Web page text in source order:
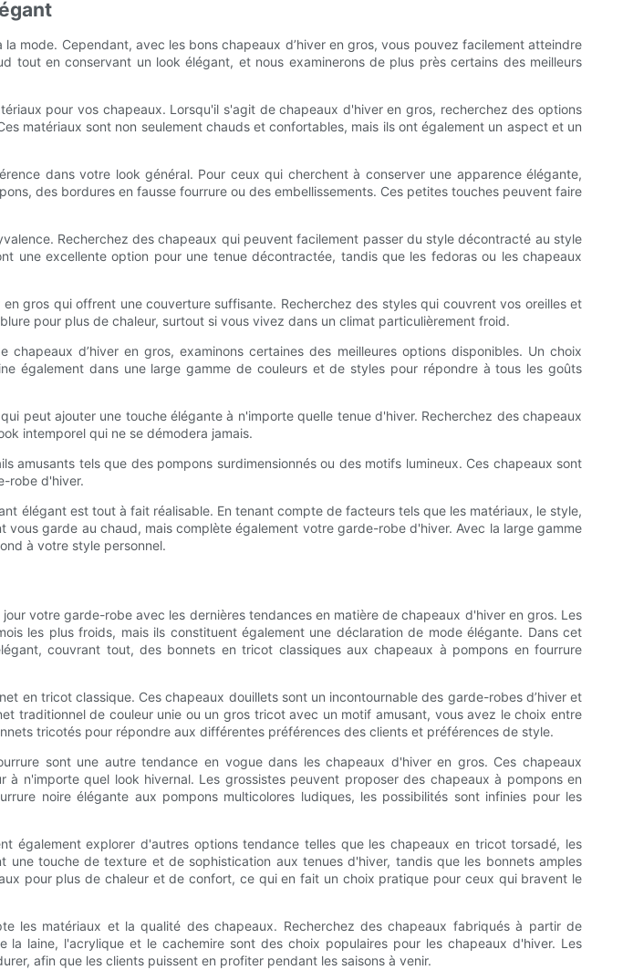
mode. Cependant, avec les bons chapeaux d’hiver en gros, vous pouvez facilement atteindre
en conservant un look élégant, et nous examinerons de plus près certains des meilleurs
pour vos chapeaux. Lorsqu'il s'agit de chapeaux d'hiver en gros, recherchez des options
matériaux sont non seulement chauds et confortables, mais ils ont également un aspect et un
dans votre look général. Pour ceux qui cherchent à conserver une apparence élégante,
des bordures en fausse fourrure ou des embellissements. Ces petites touches peuvent faire
Recherchez des chapeaux qui peuvent facilement passer du style décontracté au style
une excellente option pour une tenue décontractée, tandis que les fedoras ou les chapeaux
gros qui offrent une couverture suffisante. Recherchez des styles qui couvrent vos oreilles et
pour plus de chaleur, surtout si vous vivez dans un climat particulièrement froid.
d’hiver en gros, examinons certaines des meilleures options disponibles. Un choix
également dans une large gamme de couleurs et de styles pour répondre à tous les goûts
peut ajouter une touche élégante à n'importe quelle tenue d'hiver. Recherchez des chapeaux
intemporel qui ne se démodera jamais.
tels que des pompons surdimensionnés ou des motifs lumineux. Ces chapeaux sont
robe d'hiver.
élégant est tout à fait réalisable. En tenant compte de facteurs tels que les matériaux, le style,
garde au chaud, mais complète également votre garde-robe d'hiver. Avec la large gamme
à votre style personnel.
votre garde-robe avec les dernières tendances en matière de chapeaux d'hiver en gros. Les
les plus froids, mais ils constituent également une déclaration de mode élégante. Dans cet
couvrant tout, des bonnets en tricot classiques aux chapeaux à pompons en fourrure
en tricot classique. Ces chapeaux douillets sont un incontournable des garde-robes d’hiver et
traditionnel de couleur unie ou un gros tricot avec un motif amusant, vous avez le choix entre
tricotés pour répondre aux différentes préférences des clients et préférences de style.
sont une autre tendance en vogue dans les chapeaux d'hiver en gros. Ces chapeaux
n'importe quel look hivernal. Les grossistes peuvent proposer des chapeaux à pompons en
noire élégante aux pompons multicolores ludiques, les possibilités sont infinies pour les
également explorer d'autres options tendance telles que les chapeaux en tricot torsadé, les
touche de texture et de sophistication aux tenues d'hiver, tandis que les bonnets amples
pour plus de chaleur et de confort, ce qui en fait un choix pratique pour ceux qui bravent le
les matériaux et la qualité des chapeaux. Recherchez des chapeaux fabriqués à partir de
laine, l'acrylique et le cachemire sont des choix populaires pour les chapeaux d'hiver. Les
afin que les clients puissent en profiter pendant les saisons à venir.